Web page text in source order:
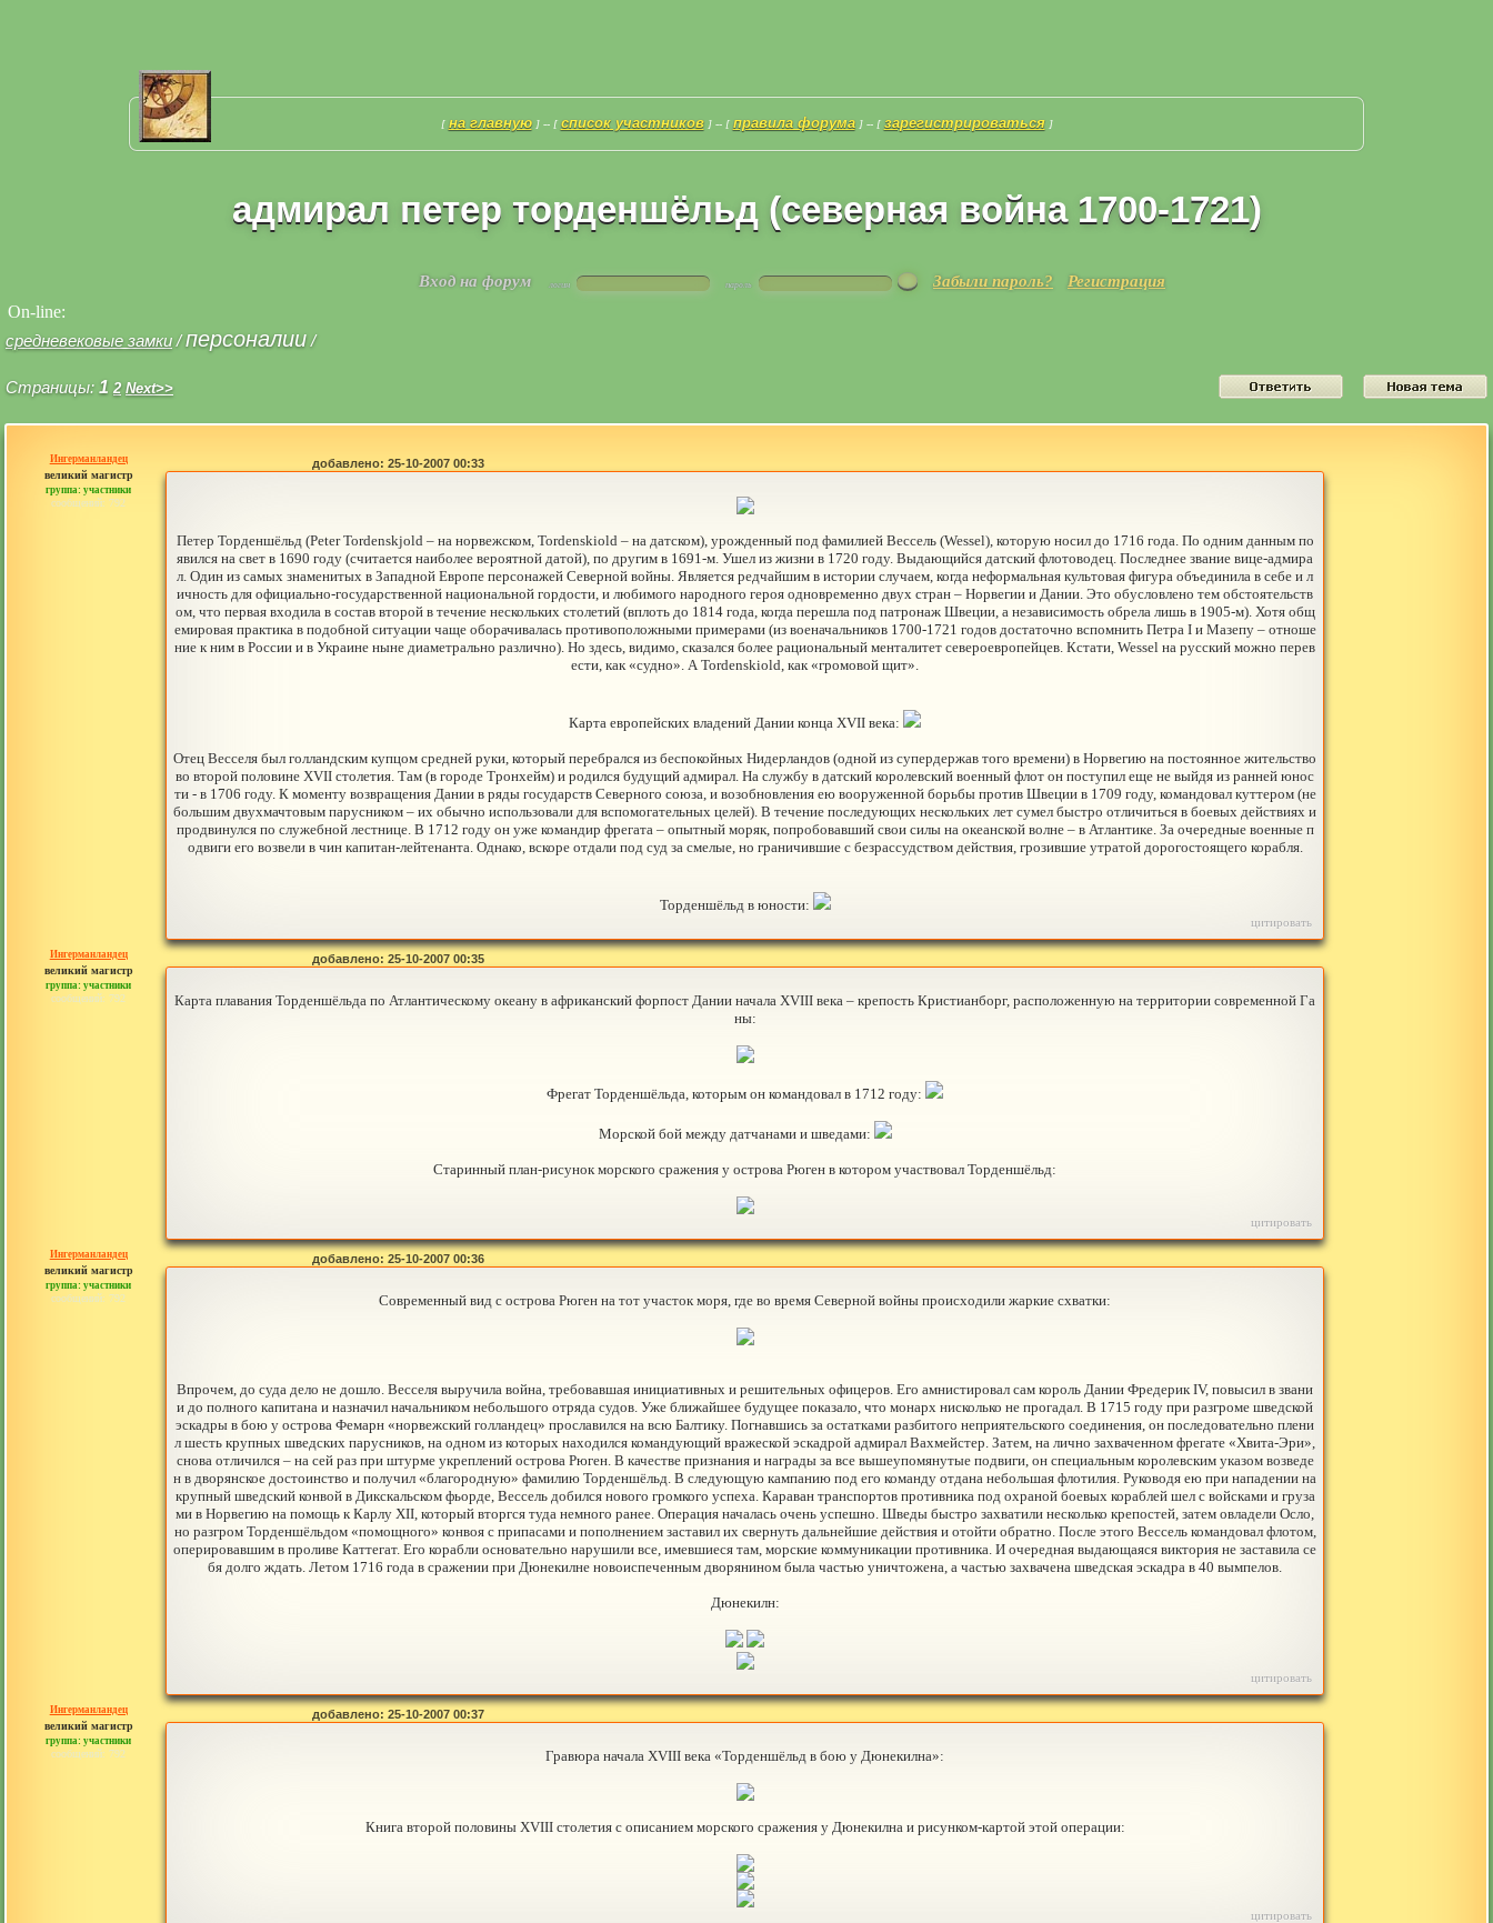
[ на главную] -- [ список участников] -- [ правила форума] -- [ зарегистрироваться]
адмирал петер торденшёльд (северная война 1700-1721)
Вход на форум логин пароль Забыли пароль? Регистрация
On-line:
средневековые замки /персоналии /
Страницы: 1 2 Next>>
Ингерманландец
великий магистр
группа: участники
сообщений: 792
добавлено: 25-10-2007 00:33
Петер Торденшёльд (Peter Tordenskjold – на норвежском, Tordenskiold – на датском), урожденный под фамилией Вессель (Wessel), которую носил до 1716 года. По одним данным по
явился на свет в 1690 году (считается наиболее вероятной датой), по другим в 1691-м. Ушел из жизни в 1720 году. Выдающийся датский флотоводец. Последнее звание вице-адмира
л. Один из самых знаменитых в Западной Европе персонажей Северной войны. Является редчайшим в истории случаем, когда неформальная культовая фигура объединила в себе и л
ичность для официально-государственной национальной гордости, и любимого народного героя одновременно двух стран – Норвегии и Дании. Это обусловлено тем обстоятельств
ом, что первая входила в состав второй в течение нескольких столетий (вплоть до 1814 года, когда перешла под патронаж Швеции, а независимость обрела лишь в 1905-м). Хотя общ
емировая практика в подобной ситуации чаще оборачивалась противоположными примерами (из военачальников 1700-1721 годов достаточно вспомнить Петра I и Мазепу – отноше
ние к ним в России и в Украине ныне диаметрально различно). Но здесь, видимо, сказался более рациональный менталитет североевропейцев. Кстати, Wessel на русский можно перев
ести, как «судно». А Tordenskiold, как «громовой щит».
Карта европейских владений Дании конца XVII века:
Отец Весселя был голландским купцом средней руки, который перебрался из беспокойных Нидерландов (одной из супердержав того времени) в Норвегию на постоянное жительство
во второй половине XVII столетия. Там (в городе Тронхейм) и родился будущий адмирал. На службу в датский королевский военный флот он поступил еще не выйдя из ранней юнос
ти - в 1706 году. К моменту возвращения Дании в ряды государств Северного союза, и возобновления ею вооруженной борьбы против Швеции в 1709 году, командовал куттером (не
большим двухмачтовым парусником – их обычно использовали для вспомогательных целей). В течение последующих нескольких лет сумел быстро отличиться в боевых действиях и
продвинулся по служебной лестнице. В 1712 году он уже командир фрегата – опытный моряк, попробовавший свои силы на океанской волне – в Атлантике. За очередные военные п
одвиги его возвели в чин капитан-лейтенанта. Однако, вскоре отдали под суд за смелые, но граничившие с безрассудством действия, грозившие утратой дорогостоящего корабля.
Торденшёльд в юности:
цитировать
Ингерманландец
великий магистр
группа: участники
сообщений: 792
добавлено: 25-10-2007 00:35
Карта плавания Торденшёльда по Атлантическому океану в африканский форпост Дании начала XVIII века – крепость Кристианборг, расположенную на территории современной Га
ны:
Фрегат Торденшёльда, которым он командовал в 1712 году:
Морской бой между датчанами и шведами:
Старинный план-рисунок морского сражения у острова Рюген в котором участвовал Торденшёльд:
цитировать
Ингерманландец
великий магистр
группа: участники
сообщений: 792
добавлено: 25-10-2007 00:36
Современный вид с острова Рюген на тот участок моря, где во время Северной войны происходили жаркие схватки:
Впрочем, до суда дело не дошло. Весселя выручила война, требовавшая инициативных и решительных офицеров. Его амнистировал сам король Дании Фредерик IV, повысил в звани
и до полного капитана и назначил начальником небольшого отряда судов. Уже ближайшее будущее показало, что монарх нисколько не прогадал. В 1715 году при разгроме шведской
эскадры в бою у острова Фемарн «норвежский голландец» прославился на всю Балтику. Погнавшись за остатками разбитого неприятельского соединения, он последовательно плени
л шесть крупных шведских парусников, на одном из которых находился командующий вражеской эскадрой адмирал Вахмейстер. Затем, на лично захваченном фрегате «Хвита-Эри»,
снова отличился – на сей раз при штурме укреплений острова Рюген. В качестве признания и награды за все вышеупомянутые подвиги, он специальным королевским указом возведе
н в дворянское достоинство и получил «благородную» фамилию Торденшёльд. В следующую кампанию под его команду отдана небольшая флотилия. Руководя ею при нападении на
крупный шведский конвой в Дикскальском фьорде, Вессель добился нового громкого успеха. Караван транспортов противника под охраной боевых кораблей шел с войсками и груза
ми в Норвегию на помощь к Карлу XII, который вторгся туда немного ранее. Операция началась очень успешно. Шведы быстро захватили несколько крепостей, затем овладели Осло,
но разгром Торденшёльдом «помощного» конвоя с припасами и пополнением заставил их свернуть дальнейшие действия и отойти обратно. После этого Вессель командовал флотом,
оперировавшим в проливе Каттегат. Его корабли основательно нарушили все, имевшиеся там, морские коммуникации противника. И очередная выдающаяся виктория не заставила се
бя долго ждать. Летом 1716 года в сражении при Дюнекилне новоиспеченным дворянином была частью уничтожена, а частью захвачена шведская эскадра в 40 вымпелов.
Дюнекилн:
цитировать
Ингерманландец
великий магистр
группа: участники
сообщений: 792
добавлено: 25-10-2007 00:37
Гравюра начала XVIII века «Торденшёльд в бою у Дюнекилна»:
Книга второй половины XVIII столетия с описанием морского сражения у Дюнекилна и рисунком-картой этой операции:
цитировать